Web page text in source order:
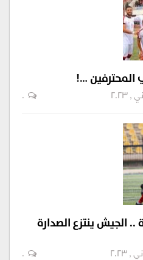
المحترفين …!
0
الجيش ينتزع الصدارة
0